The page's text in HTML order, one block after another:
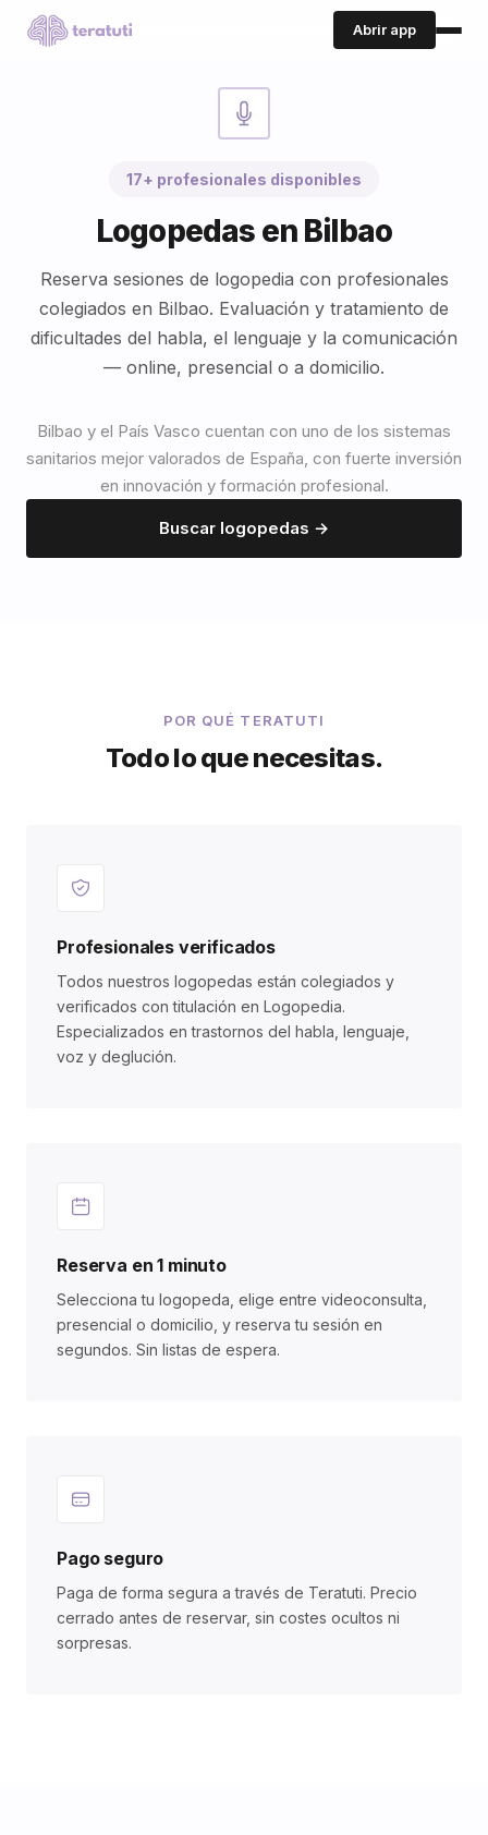
Abrir app
17+ profesionales disponibles
Logopedas en Bilbao
Reserva sesiones de logopedia con profesionales
colegiados en Bilbao. Evaluación y tratamiento de
dificultades del habla, el lenguaje y la comunicación
— online, presencial o a domicilio.
Bilbao y el País Vasco cuentan con uno de los sistemas
sanitarios mejor valorados de España, con fuerte inversión
en innovación y formación profesional.
Buscar logopedas →
POR QUÉ TERATUTI
Todo lo que necesitas.
Profesionales verificados
Todos nuestros logopedas están colegiados y
verificados con titulación en Logopedia.
Especializados en trastornos del habla, lenguaje,
voz y deglución.
Reserva en 1 minuto
Selecciona tu logopeda, elige entre videoconsulta,
presencial o domicilio, y reserva tu sesión en
segundos. Sin listas de espera.
Pago seguro
Paga de forma segura a través de Teratuti. Precio
cerrado antes de reservar, sin costes ocultos ni
sorpresas.